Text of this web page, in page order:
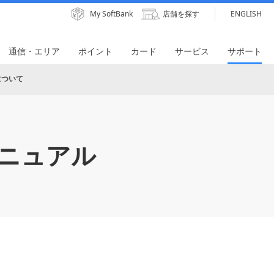
My SoftBank 店舗を探す ENGLISH
通信・エリア ポイント カード サービス サポート
いて
ュアル